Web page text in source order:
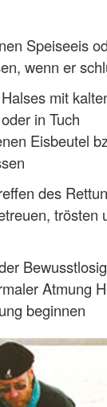
Speiseeis
wenn er
mit
in Tuch
Eisbeutel
des
trösten
Atmung
beginnen